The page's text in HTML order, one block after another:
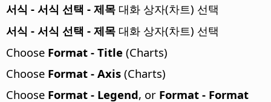
서식 - 서식 선택 - 제목 대화 상자(차트) 선택
서식 - 서식 선택 - 제목 대화 상자(차트) 선택
Choose Format - Title (Charts)
Choose Format - Axis (Charts)
Choose Format - Legend, or Format - Format